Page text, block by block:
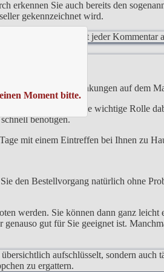
Moment bitte.
Sie auch bereits den
gekennzeichnet wird.
hat und somit nicht jeder Kommentar
Preisschwankungen auf dem
des Einkaufs eine wichtige Rolle
benötigen.
mit einem Eintreffen bei Ihnen zu
den Bestellvorgang natürlich ohne
werden. Sie können dann ganz
gut für Sie geeignet ist.
aufschlüsselt, sondern auch
zu ergattern.